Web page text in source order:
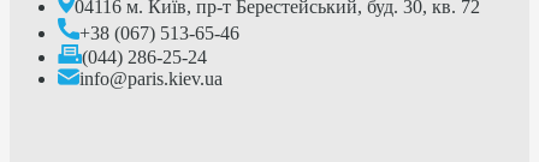
04116 м. Київ, пр-т Берестейський, буд. 30, кв. 72
+38 (067) 513-65-46
(044) 286-25-24
info@paris.kiev.ua